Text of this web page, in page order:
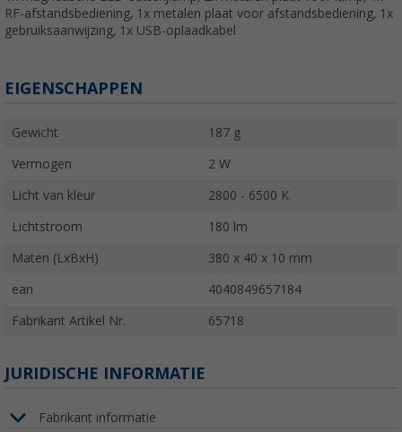
RF-afstandsbediening, 1x metalen plaat voor afstandsbediening, 1x
gebruiksaanwijzing, 1x USB-oplaadkabel
EIGENSCHAPPEN
Gewicht 187 g
Vermogen 2 W
Licht van kleur 2800 - 6500 K
Lichtstroom 180 lm
Maten (LxBxH) 380 x 40 x 10 mm
ean 4040849657184
Fabrikant Artikel Nr. 65718
JURIDISCHE INFORMATIE
Fabrikant informatie